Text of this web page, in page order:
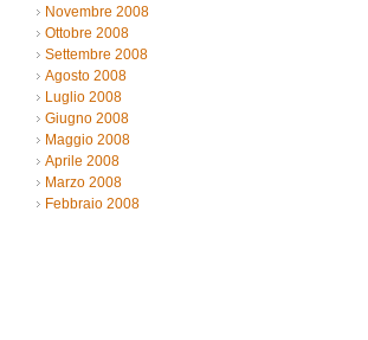
Novembre 2008
Ottobre 2008
Settembre 2008
Agosto 2008
Luglio 2008
Giugno 2008
Maggio 2008
Aprile 2008
Marzo 2008
Febbraio 2008